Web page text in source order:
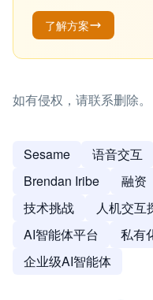
了解方案
如有侵权，请联系删除。
Sesame 语音交互
Brendan Iribe
融资
技术挑战
人机交互
AI智能体平台
私有
企业级AI智能体